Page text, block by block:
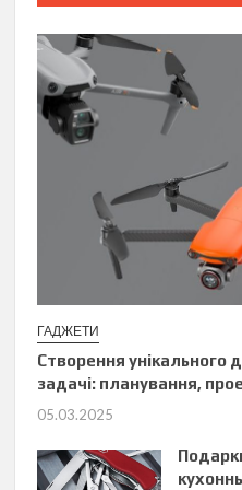
ГАДЖЕТИ
Створення унікального
задачі: планування,
05.03.2025